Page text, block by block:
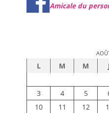
Amicale du
L M M
3
4 5
10
11 12